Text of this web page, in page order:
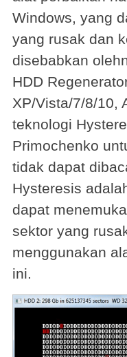
Windows, yang
yang rusak dan
disebabkan
HDD
XP/Vista/7/8/10,
teknologi
Primochenko
tidak dapat
Hysteresis
dapat
sektor yang
menggunakan
ini.